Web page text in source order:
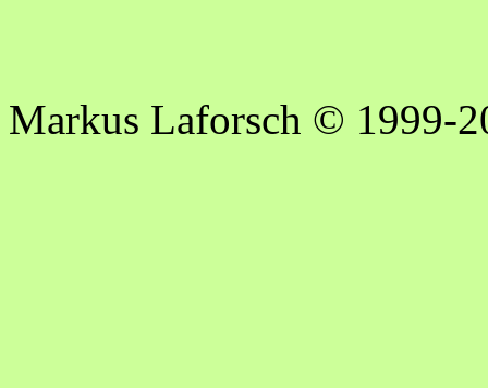
Markus Laforsch © 1999-